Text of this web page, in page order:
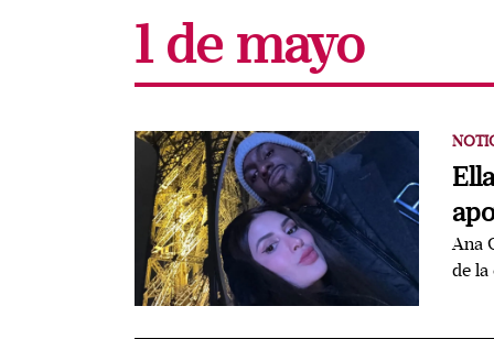
1 de mayo
Ana
de la